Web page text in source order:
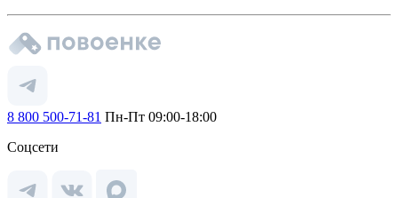
8 800 500-71-81 Пн-Пт 09:00-18:00
Соцсети